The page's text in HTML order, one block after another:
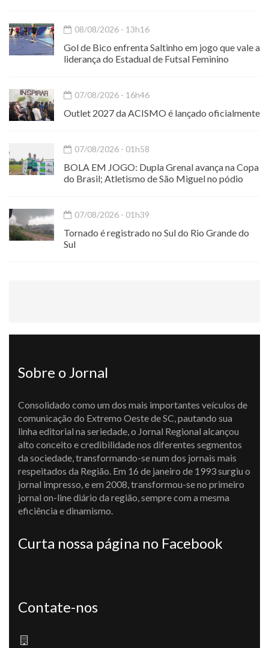
08/08/2026 - 13h16
Gol de Bico enfrenta Saltinho em jogo que vale a
liderança do Estadual de Futsal Feminino
07/08/2026 - 16h46
Outlet 2027 da ACISMO é lançado oficialmente
07/08/2026 - 01h58
BOLA EM JOGO: Dupla Grenal avança na Copa
do Brasil; Atletismo de São Miguel no pódio
07/08/2026 - 01h39
Tornado é registrado no Sul do Rio Grande do
Sul
Sobre o Jornal
Consolidado como um dos mais importantes veículos de
comunicação do Extremo Oeste de SC, pautando sua
linha editorial na seriedade, o Jornal Regional alcançou
alto conceito e credibilidade nos diferentes segmentos
da sociedade, transformando-se num dos jornais mais
respeitados da Região. Em 16 de janeiro de 1993 surgiu o
jornal impresso, e em 2008, transformou-se no primeiro
jornal on-line diário da região, sempre com a mesma
eficiência e dinamismo.
Curta nossa página no Facebook
Contate-nos